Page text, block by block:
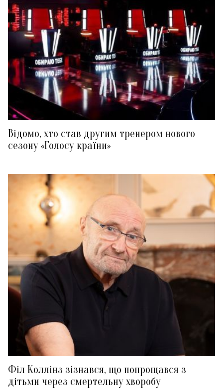
Відомо, хто став другим тренером нового
сезону «Голосу країни»
Філ Коллінз зізнався, що попрощався з
дітьми через смертельну хворобу